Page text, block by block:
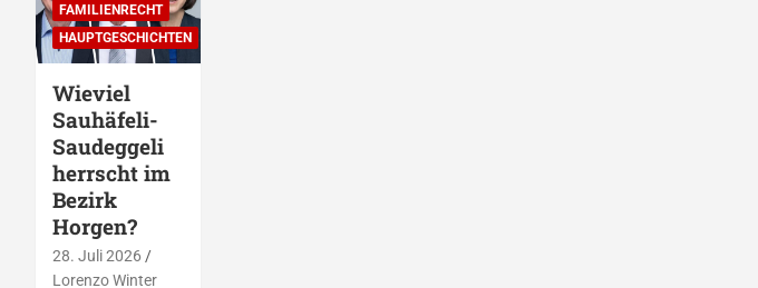
FAMILIENRECHT
HAUPTGESCHICHTEN
Wieviel
Sauhäfeli-
Saudeggeli
herrscht im
Bezirk
Horgen?
28. Juli 2026
Lorenzo Winter